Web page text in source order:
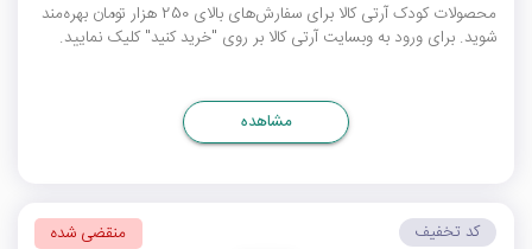
محصولات کودک آرتی کالا برای سفارش‌های بالای 250 هزار تومان بهره‌مند
شوید. برای ورود به وبسایت آرتی کالا بر روی "خرید کنید" کلیک نمایید.
مشاهده
کد تخفیف منقضی شده